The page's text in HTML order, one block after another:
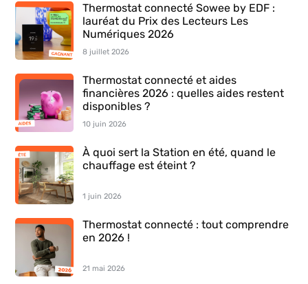
Thermostat connecté Sowee by EDF :
lauréat du Prix des Lecteurs Les
Numériques 2026
8 juillet 2026
Thermostat connecté et aides
financières 2026 : quelles aides restent
disponibles ?
10 juin 2026
À quoi sert la Station en été, quand le
chauffage est éteint ?
1 juin 2026
Thermostat connecté : tout comprendre
en 2026 !
21 mai 2026